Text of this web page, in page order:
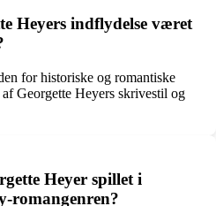
Heyers indflydelse været
for historiske og romantiske
Georgette Heyers skrivestil og
Heyer spillet i
romangenren?